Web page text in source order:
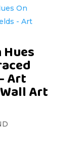
Art
Art